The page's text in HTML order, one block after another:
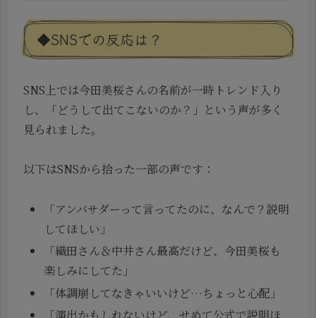
◆SNSでの反応は？
SNS上では今田美桜さんの名前が一時トレンド入り
し、「どうして出てこないのか？」という声が多く
見られました。
以下はSNSから拾った一部の声です：
「アンバサダーって言ってたのに、なんで？説明
してほしい」
「織田さん＆中井さん最高だけど、今田美桜も
楽しみにしてた」
「体調崩してなきゃいいけど…ちょっと心配」
「演出かもしれないけど、せめて公式で説明ほ